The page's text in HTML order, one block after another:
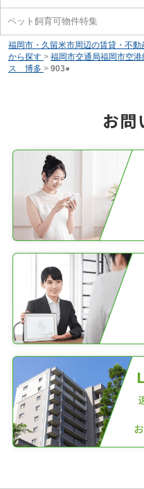
ペット飼育可物件特集
福岡市・久留米市周辺の賃貸・不
から探す > 福岡市交通局福岡市空港
ス 博多 > 903●
お問